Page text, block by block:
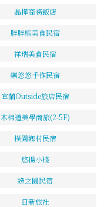
晶樺商務飯店
胖胖熊美食民宿
祥瑞美食民宿
樂悠悠手作民宿
宜蘭Outside旅店民宿
木棉道美學商旅(2-5F)
樸園鄉村民宿
悠揚小棧
綠之園民宿
日新旅社